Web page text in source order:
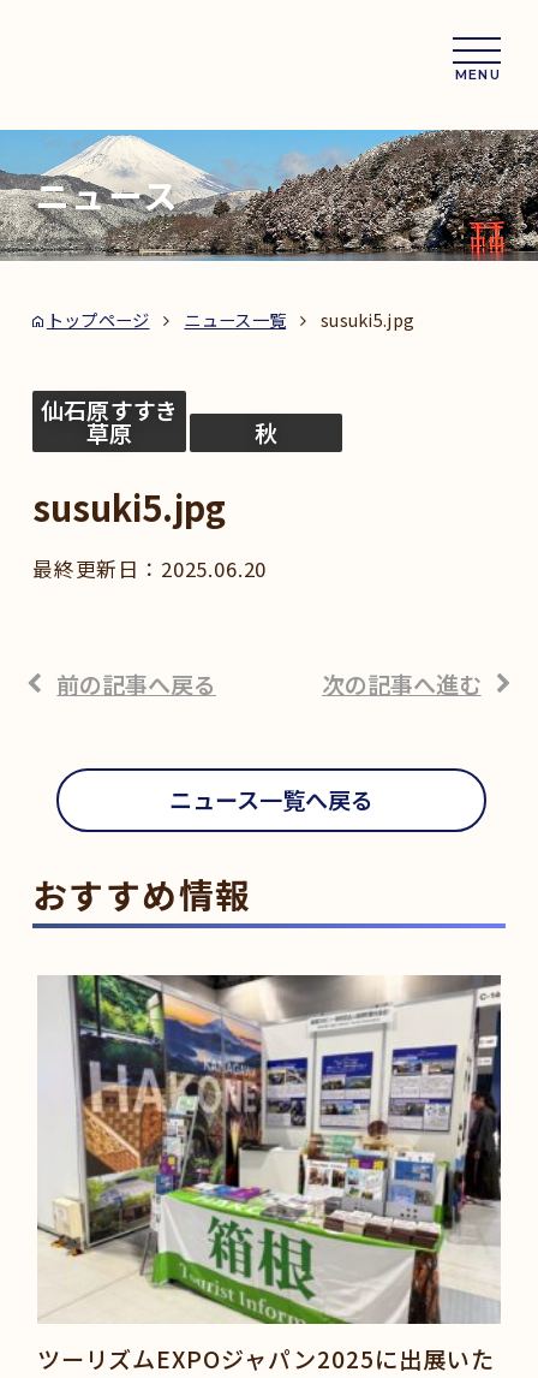
MENU
ニュース
トップページ ニュース一覧 susuki5.jpg
仙石原すすき
草原 秋
susuki5.jpg
2025.06.20
前の記事へ戻る 次の記事へ進む
ニュース一覧へ戻る
おすすめ情報
ツーリズムEXPOジャパン2025に出展いた